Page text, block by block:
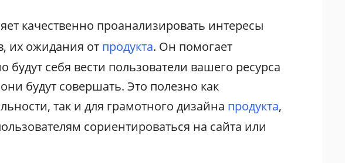
качественно проанализировать интересы
их ожидания от продукта. Он помогает
будут себя вести пользователи вашего ресурса
будут совершать. Это полезно как
так и для грамотного дизайна продукта,
сориентироваться на сайта или